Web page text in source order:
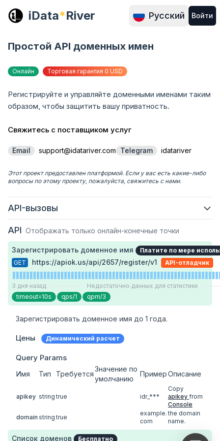
iData*River Русский Войти
Простой API доменных имен
Онлайн Торговая гарантия 0 USD
Регистрируйте и управляйте доменными именами таким
образом, чтобы защитить вашу приватность.
Свяжитесь с поставщиком услуг
Email support@idatariver.com Telegram idatariver
Этот проект предоставлен платформой. Если у вас есть какие-либо
вопросы по этому проекту, пожалуйста, свяжитесь с нами.
API-вызовы
API Отображать только онлайн-конечные точки
Зарегистрировать доменное имя
Платите по мере
GET
https://apiok.us/api/2657/register/v1 API-отладчик
3 дня назад
Недостаточно данных для статистики
timeout=10s
qps/1 qpm/3
Зарегистрировать доменное имя до 1 года.
Цены Динамический расчет
Query Params
Имя Тип Требуется
Значение по
умолчанию
ПримерОписание
apikey string true idr_***
Copy
apikey from
Console
domain string true
example.
com
the domain
name.
Список доменов Бесплатно